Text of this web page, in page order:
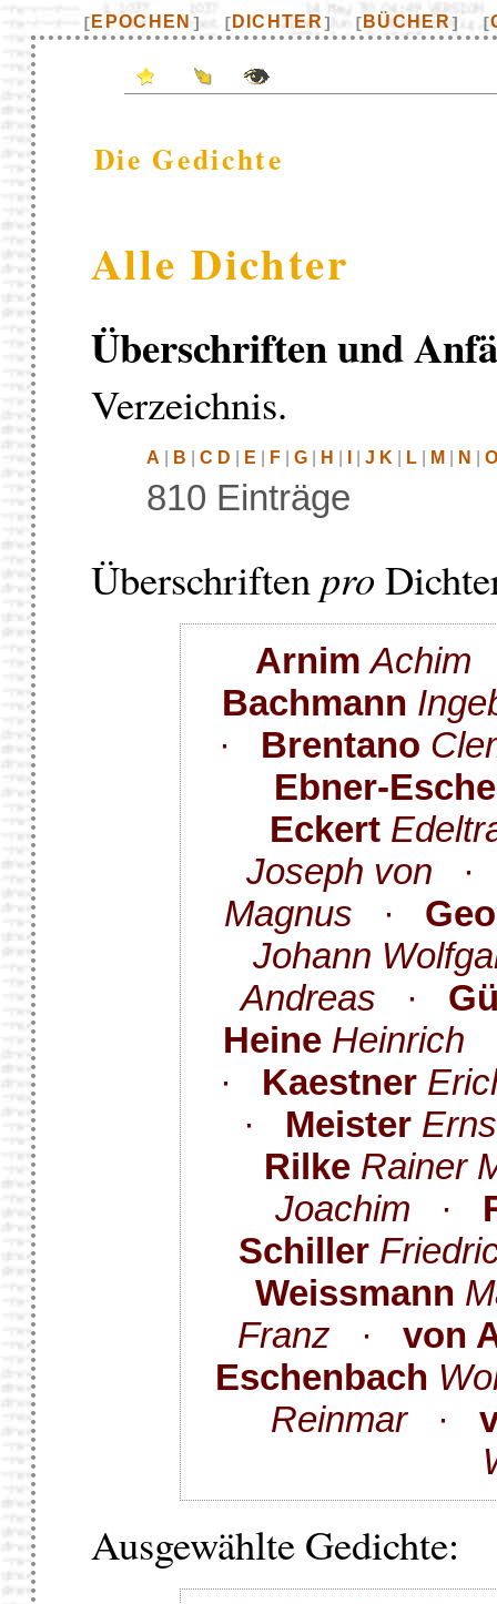
[ EPOCHEN ] [ DICHTER] [ BÜCHER] [
Die Gedichte
Alle Dichter
Überschriften und
Verzeichnis.
A B C D E F| G| H J K L| M N
810 Einträge
Überschriften pro
Arnim Achim
Bachmann
· Brentano
Ebner-
Eckert
Joseph von
Magnus ·
Johann
Andreas ·
Heine Heinrich
· Kaestner
· Meister
Rilke Rainer
Joachim ·
Schiller
Weissmann
Franz · von
Eschenbach
Reinmar·
Ausgewählte Gedichte: